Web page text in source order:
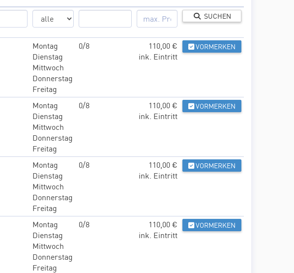
SUCHEN
Montag
Dienstag
Mittwoch
Donnerstag
Freitag
0/8
110,00 €
ink. Eintritt
VORMERKEN
Montag
Dienstag
Mittwoch
Donnerstag
Freitag
0/8
110,00 €
ink. Eintritt
VORMERKEN
Montag
Dienstag
Mittwoch
Donnerstag
Freitag
0/8
110,00 €
ink. Eintritt
VORMERKEN
Montag
Dienstag
Mittwoch
Donnerstag
Freitag
0/8
110,00 €
ink. Eintritt
VORMERKEN